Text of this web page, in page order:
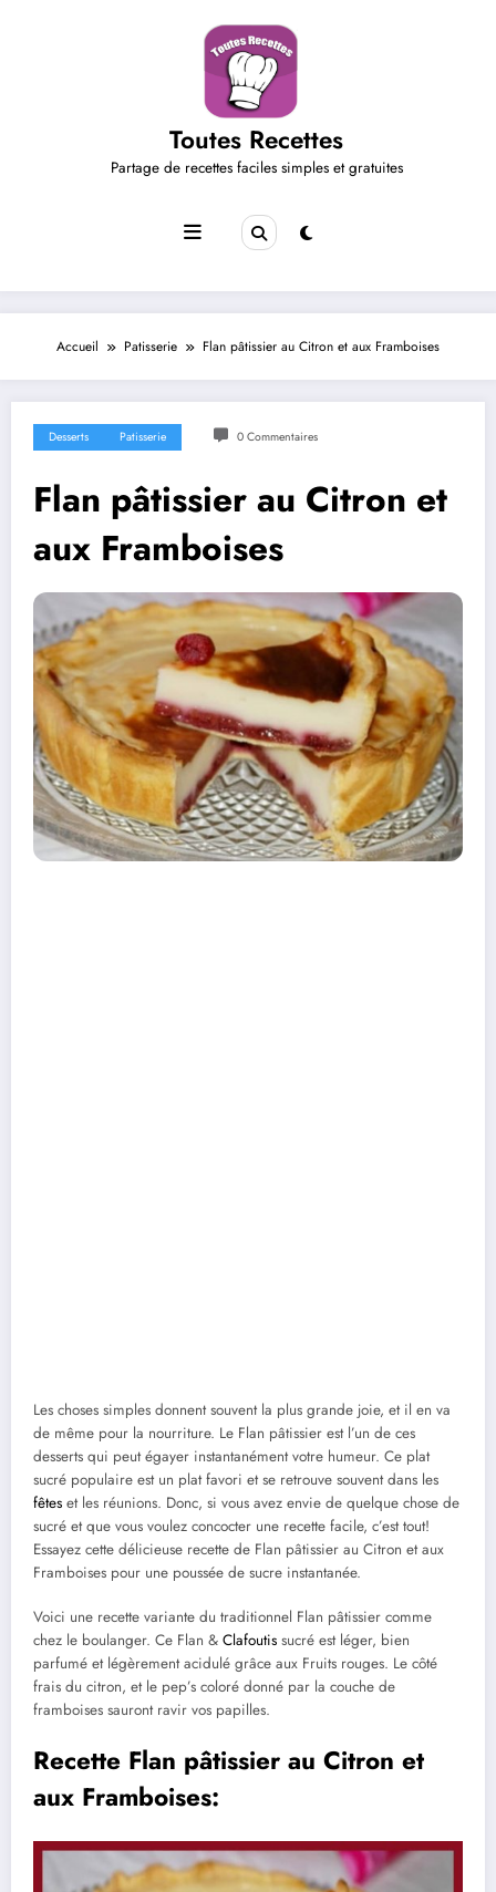
Toutes Recettes
Partage de recettes faciles simples et gratuites
Accueil Patisserie Flan pâtissier au Citron et aux Framboises
Desserts Patisserie 0 Commentaires
Flan pâtissier au Citron et
aux Framboises
Les choses simples donnent souvent la plus grande joie, et il en va
de même pour la nourriture. Le Flan pâtissier est l’un de ces
desserts qui peut égayer instantanément votre humeur. Ce plat
sucré populaire est un plat favori et se retrouve souvent dans les
fêtes et les réunions. Donc, si vous avez envie de quelque chose de
sucré et que vous voulez concocter une recette facile, c’est tout!
Essayez cette délicieuse recette de Flan pâtissier au Citron et aux
Framboises pour une poussée de sucre instantanée.
Voici une recette variante du traditionnel Flan pâtissier comme
chez le boulanger. Ce Flan & Clafoutis sucré est léger, bien
parfumé et légèrement acidulé grâce aux Fruits rouges. Le côté
frais du citron, et le pep’s coloré donné par la couche de
framboises sauront ravir vos papilles.
Recette Flan pâtissier au Citron et
aux Framboises: